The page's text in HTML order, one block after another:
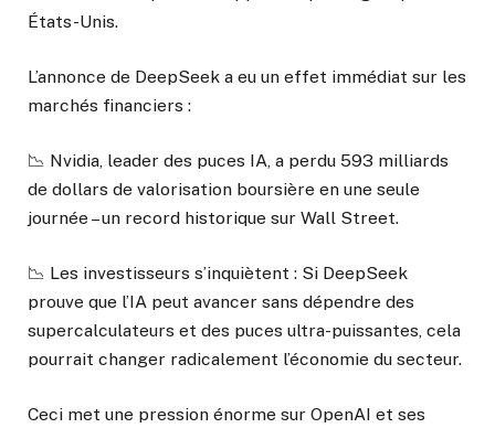
États-Unis.
L’annonce de DeepSeek a eu un effet immédiat sur les
marchés financiers :
📉 Nvidia, leader des puces IA, a perdu 593 milliards
de dollars de valorisation boursière en une seule
journée – un record historique sur Wall Street.
📉 Les investisseurs s’inquiètent : Si DeepSeek
prouve que l’IA peut avancer sans dépendre des
supercalculateurs et des puces ultra-puissantes, cela
pourrait changer radicalement l’économie du secteur.
Ceci met une pression énorme sur OpenAI et ses